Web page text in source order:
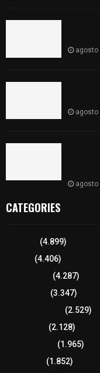
agosto
agosto
agosto
CATEGORIES
(4.899)
(4.406)
(4.287)
(3.347)
(2.529)
(2.128)
(1.965)
(1.852)